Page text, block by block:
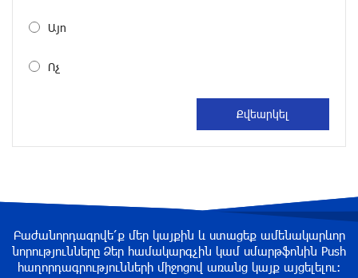
избежать энергодефицита в Армении: Алексей
около одного месяца назад
На автодороге Ереван-Севан произошел
Այո
Ոչ
Բաժանորդագրվե՛ք մեր կայքին և ստացեք ամենակարևոր
նորությունները Ձեր համակարգչին կամ սմարթֆոնին Push
հաղորդագրությունների միջոցով առանց կայք այցելելու։